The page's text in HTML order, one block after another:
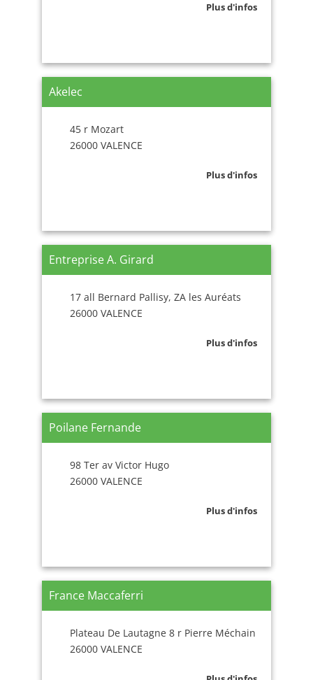
Plus d'infos
Akelec
45 r Mozart
26000 VALENCE
Plus d'infos
Entreprise A. Girard
17 all Bernard Pallisy, ZA les Auréats
26000 VALENCE
Plus d'infos
Poilane Fernande
98 Ter av Victor Hugo
26000 VALENCE
Plus d'infos
France Maccaferri
Plateau De Lautagne 8 r Pierre Méchain
26000 VALENCE